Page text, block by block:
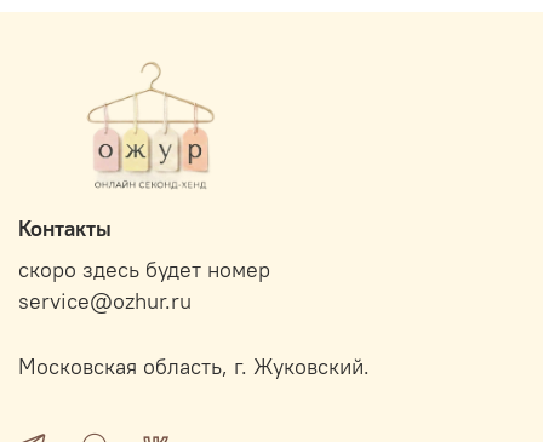
Контакты
скоро здесь будет номер
service@ozhur.ru
Московская область, г. Жуковский.